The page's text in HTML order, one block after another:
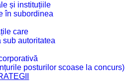
și instituțiile
în subordinea
care
sub autoritatea
posturilor scoase la concurs)